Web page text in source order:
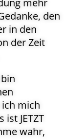
mehr
den
in den
der Zeit
mich
JETZT
wahr,